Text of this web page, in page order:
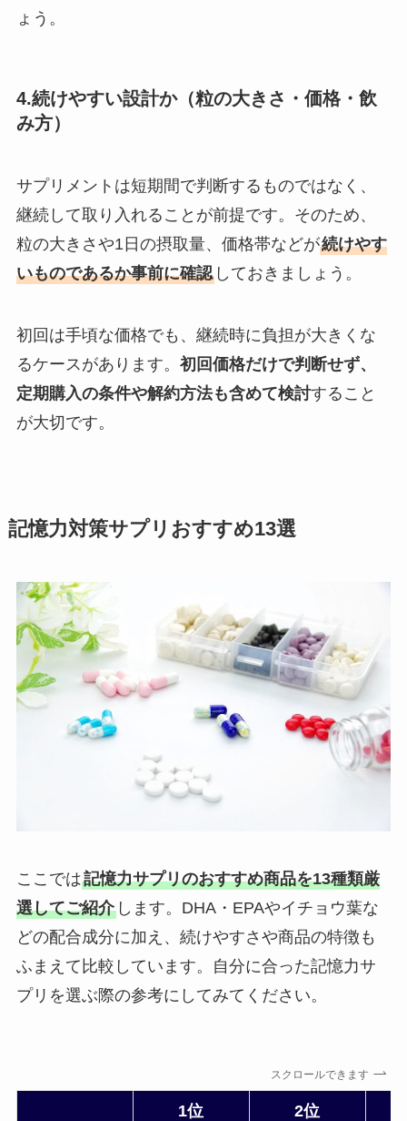
ょう。
4.続けやすい設計か（粒の大きさ・価格・飲
み方）
サプリメントは短期間で判断するものではなく、
継続して取り入れることが前提です。そのため、
粒の大きさや1日の摂取量、価格帯などが続けやす
いものであるか事前に確認しておきましょう。
初回は手頃な価格でも、継続時に負担が大きくな
るケースがあります。 初回価格だけで判断せず、
定期購入の条件や解約方法も含めて検討すること
が大切です。
記憶力対策サプリおすすめ13選
ここでは記憶力サプリのおすすめ商品を13種類厳
選してご紹介します。DHA・EPAやイチョウ葉な
どの配合成分に加え、続けやすさや商品の特徴も
ふまえて比較しています。自分に合った記憶力サ
プリを選ぶ際の参考にしてみてください。
スクロールできます
1位 2位